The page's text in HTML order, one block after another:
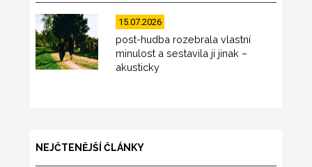
15.07.2026
post-hudba rozebrala vlastní
minulost a sestavila ji jinak –
akusticky
NEJČTENĚJŠÍ ČLÁNKY